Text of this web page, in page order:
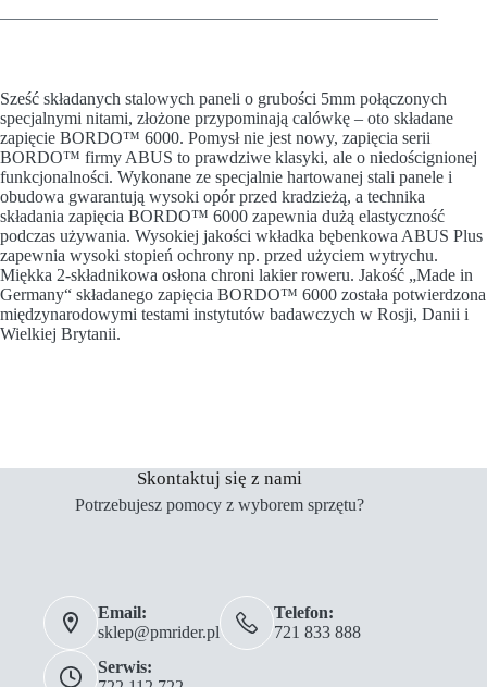
Sześć składanych stalowych paneli o grubości 5mm połączonych
specjalnymi nitami, złożone przypominają calówkę – oto składane
zapięcie BORDO™ 6000. Pomysł nie jest nowy, zapięcia serii
BORDO™ firmy ABUS to prawdziwe klasyki, ale o niedoścignionej
funkcjonalności. Wykonane ze specjalnie hartowanej stali panele i
obudowa gwarantują wysoki opór przed kradzieżą, a technika
składania zapięcia BORDO™ 6000 zapewnia dużą elastyczność
podczas używania. Wysokiej jakości wkładka bębenkowa ABUS Plus
zapewnia wysoki stopień ochrony np. przed użyciem wytrychu.
Miękka 2-składnikowa osłona chroni lakier roweru. Jakość „Made in
Germany“ składanego zapięcia BORDO™ 6000 została potwierdzona
międzynarodowymi testami instytutów badawczych w Rosji, Danii i
Wielkiej Brytanii.
Skontaktuj się z nami
Potrzebujesz pomocy z wyborem sprzętu?
Email:
sklep@pmrider.pl
Telefon:
721 833 888
Serwis: